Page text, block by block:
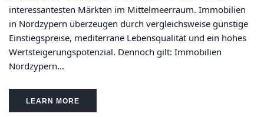
interessantesten Märkten im Mittelmeerraum. Immobilien
in Nordzypern überzeugen durch vergleichsweise günstige
Einstiegspreise, mediterrane Lebensqualität und ein hohes
Wertsteigerungspotenzial. Dennoch gilt: Immobilien
Nordzypern...
LEARN MORE